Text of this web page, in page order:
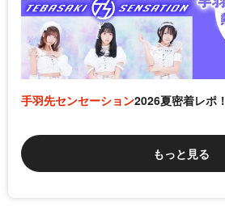
手羽先センセーション2026夏密着レポ！
もっと見る